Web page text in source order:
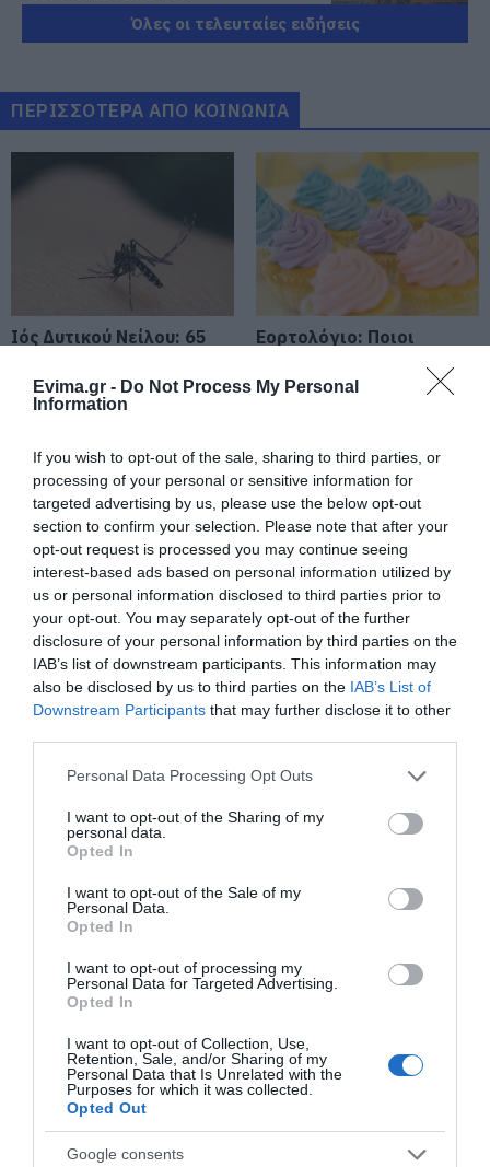
Evima.gr - Do Not Process My Personal
Information
If you wish to opt-out of the sale, sharing to third parties, or
processing of your personal or sensitive information for
targeted advertising by us, please use the below opt-out
section to confirm your selection. Please note that after your
opt-out request is processed you may continue seeing
interest-based ads based on personal information utilized by
us or personal information disclosed to third parties prior to
your opt-out. You may separately opt-out of the further
disclosure of your personal information by third parties on the
IAB’s list of downstream participants. This information may
also be disclosed by us to third parties on the IAB’s List of
Downstream Participants that may further disclose it to other
Please note that this website/app uses one or more Google
not limited to your visit or usage behaviour. You may click to
grant or deny consent to Google and its third-party tags to
use your data for below specified purposes in below Google
consent section.
Personal Data Processing Opt Outs
I want to opt-out of the Sharing of my
personal data.
Opted In
I want to opt-out of the Sale of my
Personal Data.
Opted In
I want to opt-out of processing my
Personal Data for Targeted Advertising.
Opted In
I want to opt-out of Collection, Use,
Retention, Sale, and/or Sharing of my
Personal Data that Is Unrelated with the
Purposes for which it was collected.
Opted Out
Google consents
07.08.2026 | 10:00
εθελοντές στην Εύβοια
07.08.2026 | 09:45
Ιός Δυτικού Νείλου: 65 κρούσματα
στην Ελλάδα – Έξι νεκροί και 20
ασθενείς σε νοσηλεία
07.08.2026 | 09:30
Υπό έλεγχο η φωτιά στην Σκύρο –
Συνελήφθη μία 63χρονη γυναίκα
07.08.2026 | 09:15
Εύβοια: Σε αυτό το γραφικό χωριό
Μεταμόρφωση του Σωτήρος
07.08.2026 | 09:00
Ποιες περιοχές δεν θα έχουν
ρεύμα σήμερα στην Εύβοια
07.08.2026 | 08:45
Εορτολόγιο: Ποιοι γιορτάζουν
σήμερα, Παρασκευή 7 Αυγούστου
07.08.2026 | 08:30
σήμερα η θερμοκρασία στην
07.08.2026 | 08:15
αντίο στον 37χρονο που έχασε τη
ζωή του σε τροχαίο με
αγριογούρουνο
07.08.2026 | 08:00
Φωτιά στη Σκύρο: Χωρίς ενεργό
δυνάμεις της Πυροσβεστικής
07.08.2026 | 00:10
Όλες οι τελευταίες ειδήσεις
ΠΕΡΙΣΣΟΤΕΡΑ ΑΠΟ ΚΟΙΝΩΝΙΑ
Ιός Δυτικού Νείλου: 65
Ελλάδα – Έξι νεκροί και
20 ασθενείς σε
νοσηλεία
Εορτολόγιο: Ποιοι
Παρασκευή 7
Αυγούστου
Καφές: Τα οφέλη της
μέτριας κατανάλωσης
σύμφωνα με ειδικό στο
μικροβίωμα του
εντέρου
Έπαθε ηλεκτροπληξία
ενώ έκλεβε καλώδια –
Οι συνεργοί του τον
εγκατέλειψαν
Προφυλακίστηκε ο
44χρονος για τη φωτιά
Έρχεται ισχυρό κύμα
χτυπήσει 40άρια